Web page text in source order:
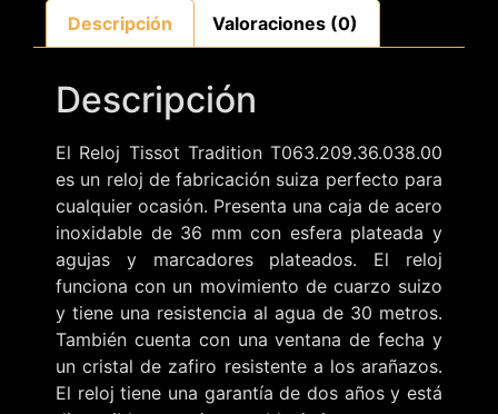
Descripción Valoraciones (0)
Descripción
El Reloj Tissot Tradition T063.209.36.038.00
es un reloj de fabricación suiza perfecto para
cualquier ocasión. Presenta una caja de acero
inoxidable de 36 mm con esfera plateada y
agujas y marcadores plateados. El reloj
funciona con un movimiento de cuarzo suizo
y tiene una resistencia al agua de 30 metros.
También cuenta con una ventana de fecha y
un cristal de zafiro resistente a los arañazos.
El reloj tiene una garantía de dos años y está